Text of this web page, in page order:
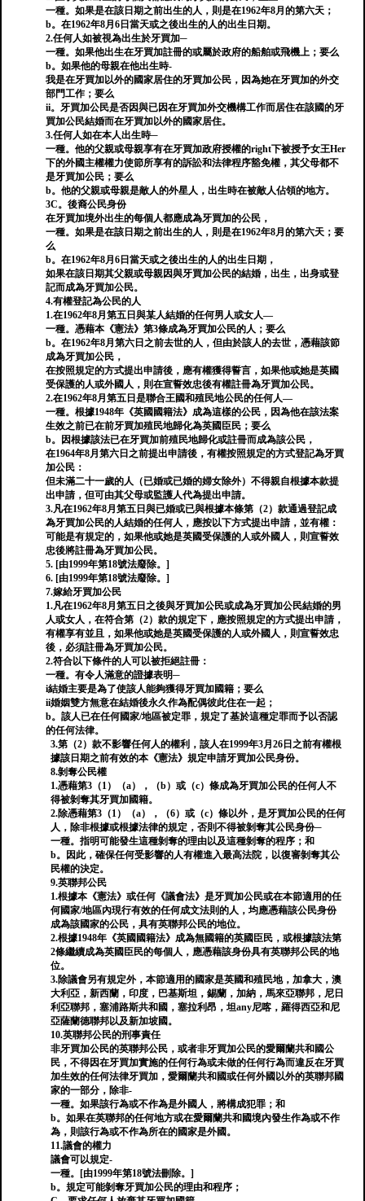
一種。如果是在該日期之前出生的人，則是在1962年8月的第六天；
b。在1962年8月6日當天或之後出生的人的出生日期。
2.任何人如被視為出生於牙買加─
一種。如果他出生在牙買加註冊的或屬於政府的船舶或飛機上；要么
b。如果他的母親在他出生時-
我是在牙買加以外的國家居住的牙買加公民，因為她在牙買加的外交
部門工作；要么
ii。牙買加公民是否因與已因在牙買加外交機構工作而居住在該國的牙
買加公民結婚而在牙買加以外的國家居住。
3.任何人如在本人出生時─
一種。他的父親或母親享有在牙買加政府授權的right下被授予女王Her
下的外國主權權力使節所享有的訴訟和法律程序豁免權，其父母都不
是牙買加公民；要么
b。他的父親或母親是敵人的外星人，出生時在被敵人佔領的地方。
3C。後裔公民身份
在牙買加境外出生的每個人都應成為牙買加的公民，
一種。如果是在該日期之前出生的人，則是在1962年8月的第六天；要
么
b。在1962年8月6日當天或之後出生的人的出生日期，
如果在該日期其父親或母親因與牙買加公民的結婚，出生，出身或登
記而成為牙買加公民。
4.有權登記為公民的人
1.在1962年8月第五日與某人結婚的任何男人或女人—
一種。憑藉本《憲法》第3條成為牙買加公民的人；要么
b。在1962年8月第六日之前去世的人，但由於該人的去世，憑藉該節
成為牙買加公民，
在按照規定的方式提出申請後，應有權獲得誓言，如果他或她是英國
受保護的人或外國人，則在宣誓效忠後有權註冊為牙買加公民。
2.在1962年8月第五日是聯合王國和殖民地公民的任何人—
一種。根據1948年《英國國籍法》成為這樣的公民，因為他在該法案
生效之前已在前牙買加殖民地歸化為英國臣民；要么
b。因根據該法已在牙買加前殖民地歸化或註冊而成為該公民，
在1964年8月第六日之前提出申請後，有權按照規定的方式登記為牙買
加公民：
但未滿二十一歲的人（已婚或已婚的婦女除外）不得親自根據本款提
出申請，但可由其父母或監護人代為提出申請。
3.凡在1962年8月第五日與已婚或已與根據本條第（2）款通過登記成
為牙買加公民的人結婚的任何人，應按以下方式提出申請，並有權：
可能是有規定的，如果他或她是英國受保護的人或外國人，則宣誓效
忠後將註冊為牙買加公民。
5. [由1999年第18號法廢除。]
6. [由1999年第18號法廢除。]
7.嫁給牙買加公民
1.凡在1962年8月第五日之後與牙買加公民或成為牙買加公民結婚的男
人或女人，在符合第（2）款的規定下，應按照規定的方式提出申請，
有權享有並且，如果他或她是英國受保護的人或外國人，則宣誓效忠
後，必須註冊為牙買加公民。
2.符合以下條件的人可以被拒絕註冊：
一種。有令人滿意的證據表明─
i結婚主要是為了使該人能夠獲得牙買加國籍；要么
ii婚姻雙方無意在結婚後永久作為配偶彼此住在一起；
b。該人已在任何國家/地區被定罪，規定了基於這種定罪而予以否認
的任何法律。
3.第（2）款不影響任何人的權利，該人在1999年3月26日之前有權根
據該日期之前有效的本《憲法》規定申請牙買加公民身份。
8.剝奪公民​​權
1.憑藉第3（1）（a），（b）或（c）條成為牙買加公民的任何人不
得被剝奪其牙買加國籍。
2.除憑藉第3（1）（a），（6）或（c）條以外，是牙買加公民的任何
人，除非根據或根據法律的規定，否則不得被剝奪其公民身份─
一種。指明可能發生這種剝奪的理由以及這種剝奪的程序；和
b。因此，確保任何受影響的人有權進入最高法院，以復審剝奪其公
民權的決定。
9.英聯邦公民
1.根據本《憲法》或任何《議會法》是牙買加公民或在本節適用的任
何國家/地區內現行有效的任何成文法則的人，均應憑藉該公民身份
成為該國家的公民，具有英聯邦公民的地位。
2.根據1948年《英國國籍法》成為無國籍的英國臣民，或根據該法第
2條繼續成為英國臣民的每個人，應憑藉該身份具有英聯邦公民的地
位。
3.除議會另有規定外，本節適用的國家是英國和殖民地，加拿大，澳
大利亞，新西蘭，印度，巴基斯坦，錫蘭，加納，馬來亞聯邦，尼日
利亞聯邦，塞浦路斯共和國，塞拉利昂，坦any尼喀，羅得西亞和尼
亞薩蘭德聯邦以及新加坡國。
10.英聯邦公民的刑事責任
非牙買加公民的英聯邦公民，或者非牙買加公民的愛爾蘭共和國公
民，不得因在牙買加實施的任何行為或未做的任何行為而違反在牙買
加生效的任何法律牙買加，愛爾蘭共和國或任何外國以外的英聯邦國
家的一部分，除非-
一種。如果該行為或不作為是外國人，將構成犯罪；和
b。如果在英聯邦的任何地方或在愛爾蘭共和國境內發生作為或不作
為，則該行為或不作為所在的國家是外國。
11.議會的權力
議會可以規定-
一種。[由1999年第18號法刪除。]
b。規定可能剝奪牙買加公民的理由和程序；